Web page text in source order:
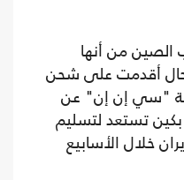
من أنها
أقدمت على شحن
"سي إن إن" عن
بكين تستعد لتسليم
خلال الأسابيع